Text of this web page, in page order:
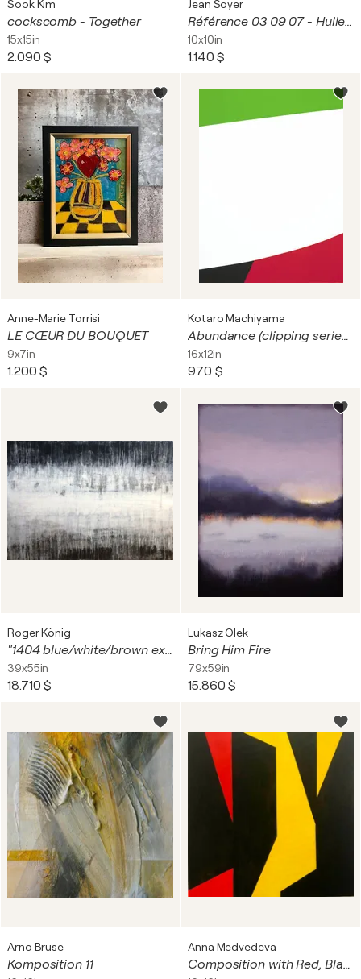
Sook Kim
cockscomb - Together
15x15in
2.090 $
Jean Soyer
Référence 03 09 07 - Huile sur toile 25x25cm
10x10in
1.140 $
Anne-Marie Torrisi
LE CŒUR DU BOUQUET
9x7in
1.200 $
Kotaro Machiyama
Abundance (clipping series - Be conveyed)
16x12in
970 $
Roger König
"1404 blue/white/brown exclusive"
39x55in
18.710 $
Lukasz Olek
Bring Him Fire
79x59in
15.860 $
Arno Bruse
Komposition 11
Anna Medvedeva
Composition with Red, Black & Yellow